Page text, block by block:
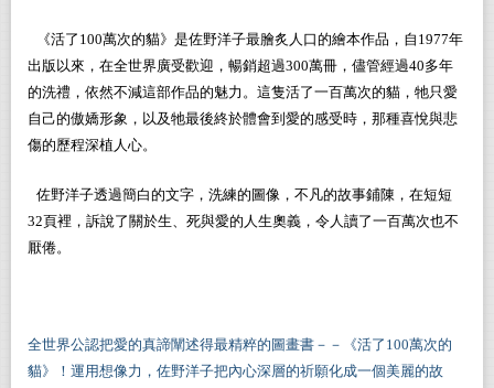
《活了100萬次的貓》是佐野洋子最膾炙人口的繪本作品，自1977年
出版以來，在全世界廣受歡迎，暢銷超過300萬冊，儘管經過40多年
的洗禮，依然不減這部作品的魅力。這隻活了一百萬次的貓，牠只愛
自己的傲嬌形象，以及牠最後終於體會到愛的感受時，那種喜悅與悲
傷的歷程深植人心。
佐野洋子透過簡白的文字，洗練的圖像，不凡的故事鋪陳，在短短
32頁裡，訴說了 關於生、死與愛的人生奧義，令人讀了一百萬次也不
厭倦。
全世界公認把愛的真諦闡述得最精粹的圖畫書 －－《活了 100萬次的
貓》
！運用想像力，佐野洋子把內心深層的祈願化成一個美麗的故